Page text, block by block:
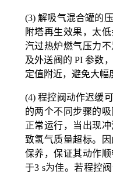
(3)解吸气混合罐的
附塔再生效果，太
汽过热炉燃气压力
及外送阀的 PI参数
定值附近，避免大幅
(4)程控阀动作迟缓
的两个不同步骤的
正常运行，当出现
致氢气质量超标。
保养，保证其动作
于3 s为佳。若程控